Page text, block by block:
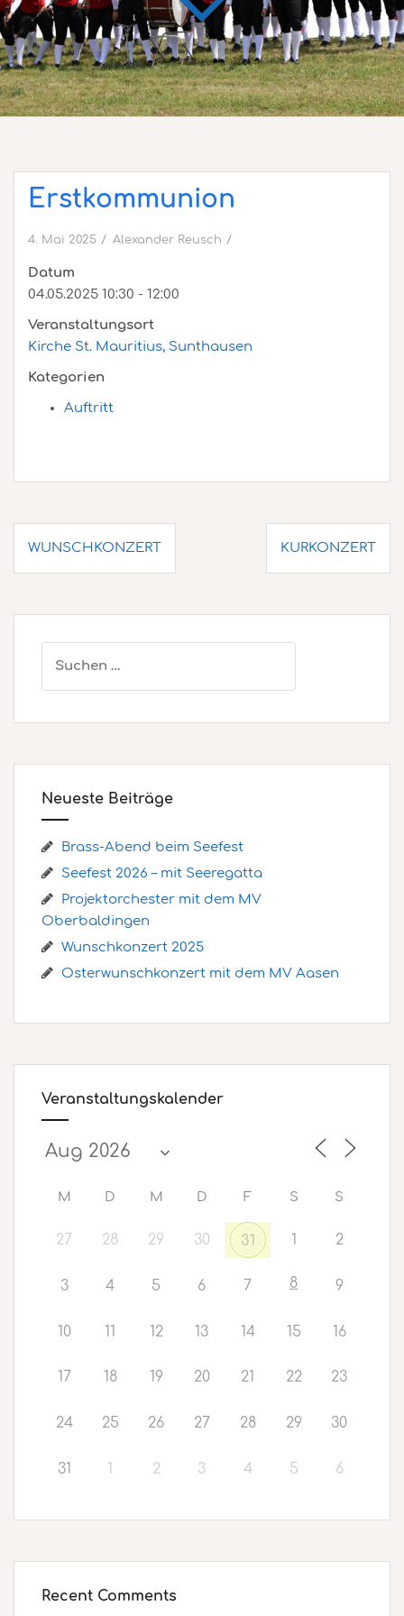
Erstkommunion
4. Mai 2025 Alexander Reusch
Datum
04.05.2025 10:30 - 12:00
Veranstaltungsort
Kirche St. Mauritius, Sunthausen
Kategorien
Auftritt
WUNSCHKONZERT KURKONZERT
nach:
Neueste Beiträge
Brass-Abend beim Seefest
Seefest 2026 – mit Seeregatta
Projektorchester mit dem MV
Oberbaldingen
Wunschkonzert 2025
Osterwunschkonzert mit dem MV Aasen
Veranstaltungskalender
M D M D F S S
27 28 29 30 31 1 2
3 4 5 6 7 8 9
10 11 12 13 14 15 16
17 18 19 20 21 22 23
24 25 26 27 28 29 30
31 1 2 3 4 5 6
Recent Comments